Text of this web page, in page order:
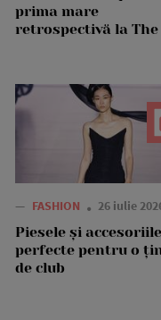
prima mare
retrospectivă la
— FASHION 26 iulie
Piesele și accesoriile
perfecte pentru o
de club